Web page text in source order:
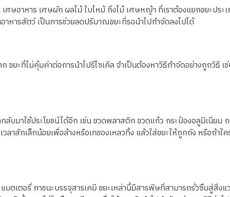
เศษอาหาร เศษผัก ผลไม้ ใบไหม้ กิ่งไม้ เศษหญ้า ที่เราต้องแยกขยะประ
าหารสัตว์ เป็นการช่วยลดปริมาณขยะที่รอนำไปกำจัดลงไปได้
ขยะที่ไม่คุ้มค่าต่อการนำไปรีไซเคิล จำเป็นต้องหาวิธีกำจัดอย่างถูกวิธี
ลับมาใช้ประโยชน์ได้อีก เช่น ขวดพลาสติก ขวดแก้ว กระป๋องอลูมิเนีย
วลาสักเล็กน้อยเพื่อล้างหรือเทของเหลวทิ้ง แล้วใส่ขยะให้ถูกถัง หรือถ้า
บตเตอรี่ ภาชนะบรรจุสารเคมี ขยะเหล่านี้มีสารพิษที่สามารถรั่วซึมสู่สิ่